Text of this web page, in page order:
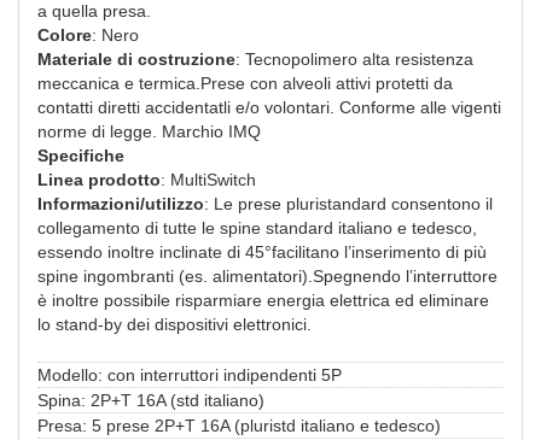
a quella presa.
Colore: Nero
Materiale di costruzione: Tecnopolimero alta resistenza
meccanica e termica.Prese con alveoli attivi protetti da
contatti diretti accidentatli e/o volontari. Conforme alle vigenti
norme di legge. Marchio IMQ
Specifiche
Linea prodotto: MultiSwitch
Informazioni/utilizzo: Le prese pluristandard consentono il
collegamento di tutte le spine standard italiano e tedesco,
essendo inoltre inclinate di 45°facilitano l’inserimento di più
spine ingombranti (es. alimentatori).Spegnendo l’interruttore
è inoltre possibile risparmiare energia elettrica ed eliminare
lo stand-by dei dispositivi elettronici.
Modello: con interruttori indipendenti 5P
Spina: 2P+T 16A (std italiano)
Presa: 5 prese 2P+T 16A (pluristd italiano e tedesco)